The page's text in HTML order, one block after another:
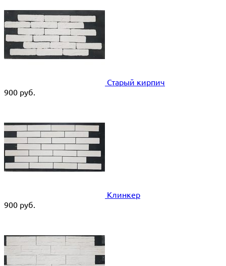
Старый кирпич
900 руб.
Клинкер
900 руб.